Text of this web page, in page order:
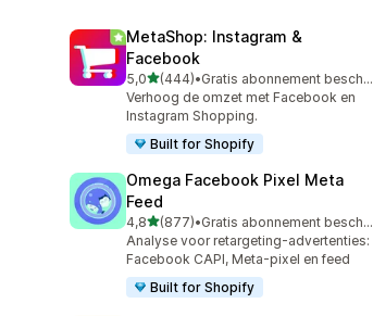
MetaShop: Instagram &
Facebook
5,0van 5 sterren
(444)
444 recensies in totaal
•
Gratis abonnement beschikbaar
Verhoog de omzet met Facebook en
Instagram Shopping.
Built for Shopify
Omega Facebook Pixel Meta
Feed
4,8van 5 sterren
(877)
877 recensies in totaal
•
Gratis abonnement beschikbaar
Analyse voor retargeting-advertenties:
Facebook CAPI, Meta-pixel en feed
Built for Shopify